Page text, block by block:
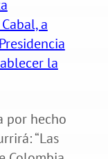
a
la
por hecho
“Las